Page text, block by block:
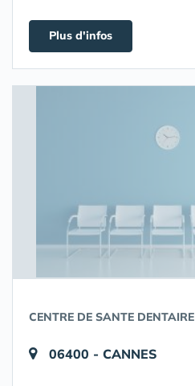
Plus d'infos
CENTRE DE SANTE DENTAIRE
06400 - CANNES